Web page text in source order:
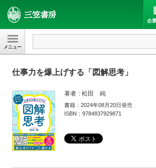
三笠書房
企
仕事力を爆上げする「図解思考」
著者 松田 純
書籍
2024年08月20日発売
ISBN
9784837929871